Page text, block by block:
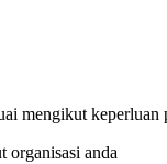
mengikut
organisasi anda